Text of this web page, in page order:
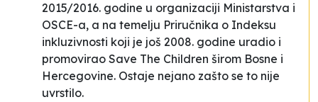
2015/2016. godine u organizaciji Ministarstva i
OSCE-a, a na temelju Priručnika o Indeksu
inkluzivnosti koji je još 2008. godine uradio i
promovirao Save The Children širom Bosne i
Hercegovine. Ostaje nejano zašto se to nije
uvrstilo.